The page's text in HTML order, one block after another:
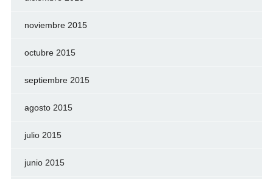
noviembre 2015
octubre 2015
septiembre 2015
agosto 2015
julio 2015
junio 2015